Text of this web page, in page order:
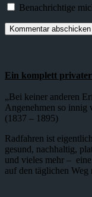
Benachrichtige
Ein komplett
„Bei keiner anderen
Angenehmen so innig
(1837 – 1895)
Radfahren ist
gesund, nachhaltig,
und vieles mehr –
auf den täglichen